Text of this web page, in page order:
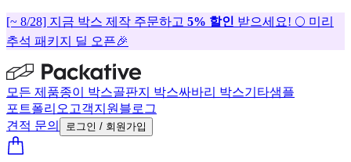
[~ 8/28] 지금 박스 제작 주문하고 5% 할인 받으세요! 🌕 미리
추석 패키지 딜 오픈🎉
모든 제품종이 박스골판지 박스싸바리 박스기타샘플
포트폴리오 고객지원 블로그
견적 문의
로그인 / 회원가입